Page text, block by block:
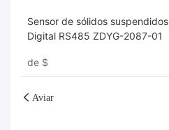
Sensor de sólidos suspendidos
Digital RS485 ZDYG-2087-01
de $
Aviar